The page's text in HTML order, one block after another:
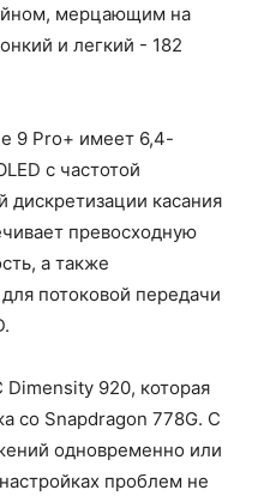
мерцающим на
и легкий - 182
9 Pro+ имеет 6,4-
с частотой
дискретизации касания
превосходную
а также
потоковой передачи
Dimensity 920, которая
со Snapdragon 778G. С
одновременно или
проблем не